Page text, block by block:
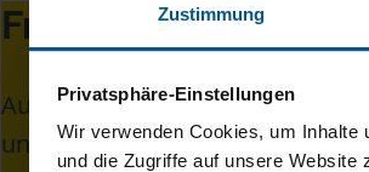
Zustimmung
Privatsphäre-Einstellungen
Wir verwenden Cookies, um Inhalte
und die Zugriffe auf unsere
Frist verpasst?
Auch nach dem 31. Juli sind wir
unterstützen Sie persönlich